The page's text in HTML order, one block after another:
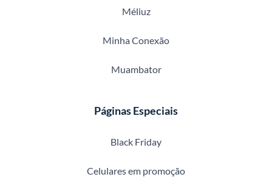
Méliuz
Minha Conexão
Muambator
Páginas Especiais
Black Friday
Celulares em promoção